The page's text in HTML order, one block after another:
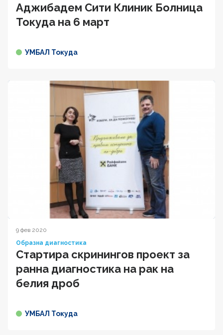
Аджибадем Сити Клиник Болница
Токуда на 6 март
УМБАЛ Токуда
9 фев 2020
Образна диагностика
Стартира скринингов проект за
ранна диагностика на рак на
белия дроб
УМБАЛ Токуда